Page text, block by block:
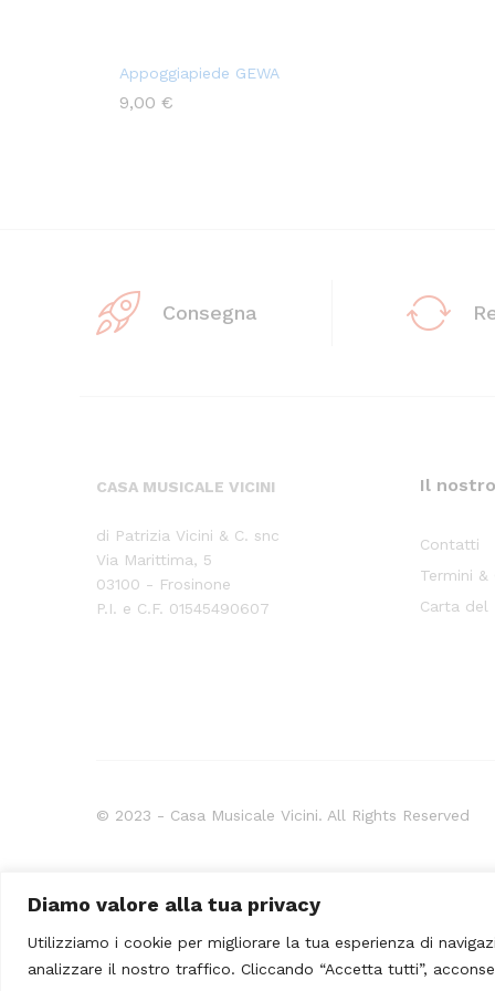
Diamo valore alla tua privacy
Utilizziamo i cookie per migliorare la tua esperienza di
analizzare il nostro traffico. Cliccando “Accetta tutti”,
Appoggiapiede GEWA
9,00 €
Consegna
CASA MUSICALE VICINI
di Patrizia Vicini & C. snc
Via Marittima, 5
03100 - Frosinone
P.I. e C.F. 01545490607
Il
Contatti
Termini &
Carta del
© 2023 - Casa Musicale Vicini. All Rights Reserved
da confrontare
Visualizza tabella comparativa